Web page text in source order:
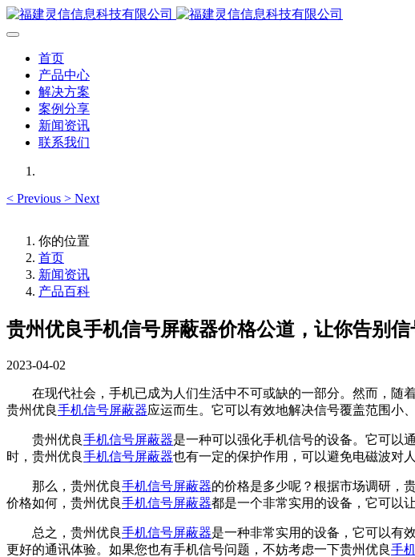
首页
产品中心
解决方案
案例分享
新闻资讯
联系我们
< Previous > Next
你的位置
首页
新闻资讯
产品百科
贵州优良手机信号屏蔽器价格公道，让你告别信
2023-04-02
在现代社会，手机已成为人们生活中不可或缺的一部分。然而，随
贵州优良手机信号屏蔽器应运而生。它可以有效地解决信号覆盖范围小
贵州优良手机信号屏蔽器是一种可以强化手机信号的设备。它可以
时，贵州优良手机信号屏蔽器也有一定的保护作用，可以避免电磁波对人
那么，贵州优良手机信号屏蔽器的价格是多少呢？根据市场调研，
价格如何，贵州优良手机信号屏蔽器都是一个非常实用的设备，它可以
总之，贵州优良手机信号屏蔽器是一种非常实用的设备，它可以有
更好的通讯体验。如果您也有手机信号问题，不妨考虑一下贵州优良手